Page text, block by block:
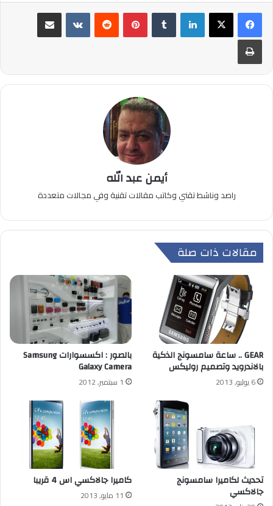
لينكدإن بينتيريست
مشاركة عبر البريد
طباعة
أيمن عبد الله
راصد وناشط تقني وكاتب مقالات تقنية وفي مجالات متعددة
مقالات ذات صلة
GEAR .. ساعة سامسونج الذكية
بالاندرويد وتصميم روليكس
6 يوليو, 2013
بالصور : اكسسوارات Samsung
Galaxy Camera
1 سبتمبر, 2012
تحديث لكاميرا سامسونج
جالاكسي
كاميرا جالاكسي اس 4 قريبا
11 مايو, 2013